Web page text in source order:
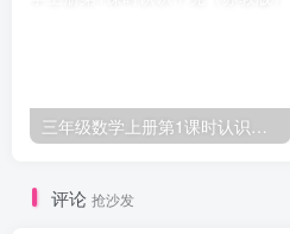
评论 抢沙发